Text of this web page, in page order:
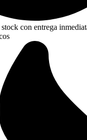
con entrega